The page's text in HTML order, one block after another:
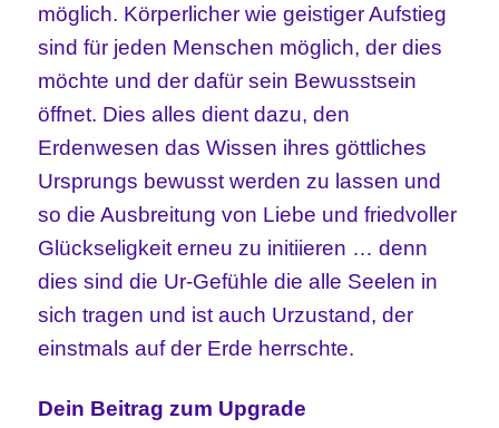
möglich. Körperlicher wie geistiger Aufstieg
sind für jeden Menschen möglich, der dies
möchte und der dafür sein Bewusstsein
öffnet. Dies alles dient dazu, den
Erdenwesen das Wissen ihres göttliches
Ursprungs bewusst werden zu lassen und
so die Ausbreitung von Liebe und friedvoller
Glückseligkeit erneu zu initiieren … denn
dies sind die Ur-Gefühle die alle Seelen in
sich tragen und ist auch Urzustand, der
einstmals auf der Erde herrschte.
Dein Beitrag zum Upgrade